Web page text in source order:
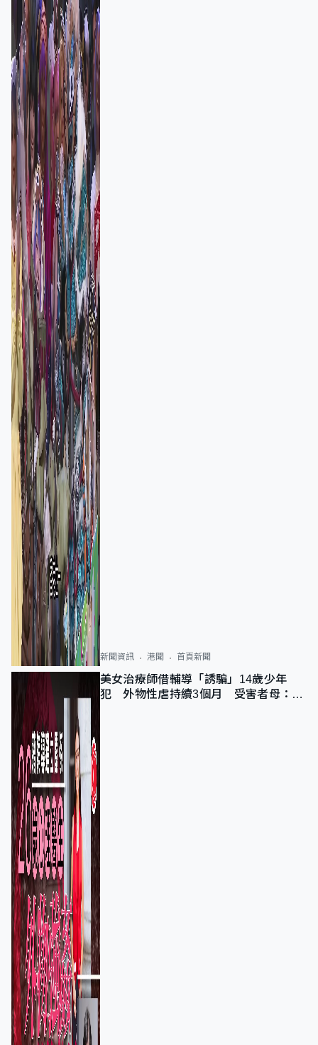
新聞資訊 港聞 首頁新聞
美女治療師借輔導「誘騙」14歲少年
犯 外物性虐持續3個月 受害者母：要